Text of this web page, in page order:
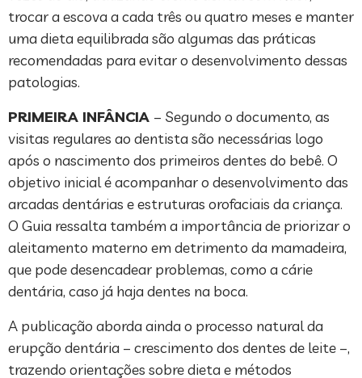
trocar a escova a cada três ou quatro meses e manter
uma dieta equilibrada são algumas das práticas
recomendadas para evitar o desenvolvimento dessas
patologias.
PRIMEIRA INFÂNCIA – Segundo o documento, as
visitas regulares ao dentista são necessárias logo
após o nascimento dos primeiros dentes do bebê. O
objetivo inicial é acompanhar o desenvolvimento das
arcadas dentárias e estruturas orofaciais da criança.
O Guia ressalta também a importância de priorizar o
aleitamento materno em detrimento da mamadeira,
que pode desencadear problemas, como a cárie
dentária, caso já haja dentes na boca.
A publicação aborda ainda o processo natural da
erupção dentária – crescimento dos dentes de leite –,
trazendo orientações sobre dieta e métodos